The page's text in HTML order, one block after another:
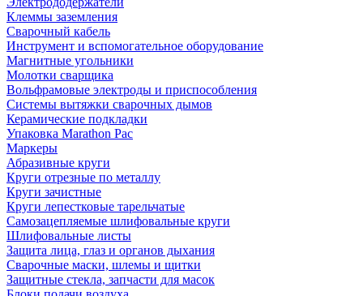
Клеммы заземления
Сварочный кабель
Инструмент и вспомогательное оборудование
Магнитные угольники
Молотки сварщика
Вольфрамовые электроды и приспособления
Системы вытяжки сварочных дымов
Керамические подкладки
Упаковка Marathon Pac
Маркеры
Абразивные круги
Круги отрезные по металлу
Круги зачистные
Круги лепестковые тарельчатые
Самозацепляемые шлифовальные круги
Шлифовальные листы
Защита лица, глаз и органов дыхания
Сварочные маски, шлемы и щитки
Защитные стекла, запчасти для масок